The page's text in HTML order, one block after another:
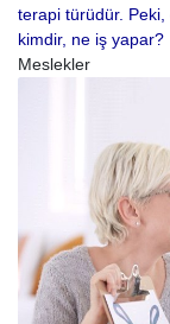
terapi türüdür. Peki,
kimdir, ne iş yapar?
Meslekler